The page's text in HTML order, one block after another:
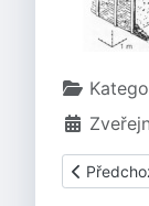
Základní
Předchozí